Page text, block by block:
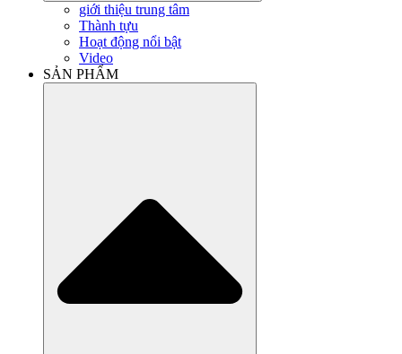
giới thiệu trung tâm
Thành tựu
Hoạt động nổi bật
Video
SẢN PHẨM